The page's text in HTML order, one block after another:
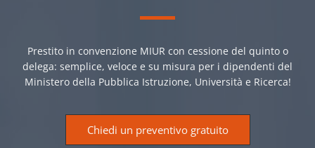
Prestito in convenzione MIUR con cessione del quinto o
delega: semplice, veloce e su misura per i dipendenti del
Ministero della Pubblica Istruzione, Università e Ricerca!
Chiedi un preventivo gratuito